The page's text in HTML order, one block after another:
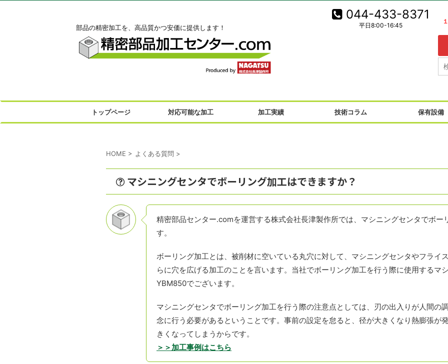
部品の精密加工を、高品質かつ安価に提供します！
044-433-8371
平日8:00-16:45
トップページ 対応可能な加工 加工実績 技術コラム 保有設備
HOME > よくある質問 >
マシニングセンタでボーリング加工はできますか？
精密部品センター.comを運営する株式会社長津製作所では、マシニングセンタでボー
す。
ボーリング加工とは、被削材に空いている丸穴に対して、マシニングセンタやフライ
らに穴を広げる加工のことを言います。当社でボーリング加工を行う際に使用するマ
YBM850でございます。
マシニングセンタでボーリング加工を行う際の注意点としては、刃の出入りが人間の
念に行う必要があるということです。事前の設定を怠ると、径が大きくなり熱膨張が
きくなってしまうからです。
＞＞加工事例はこちら